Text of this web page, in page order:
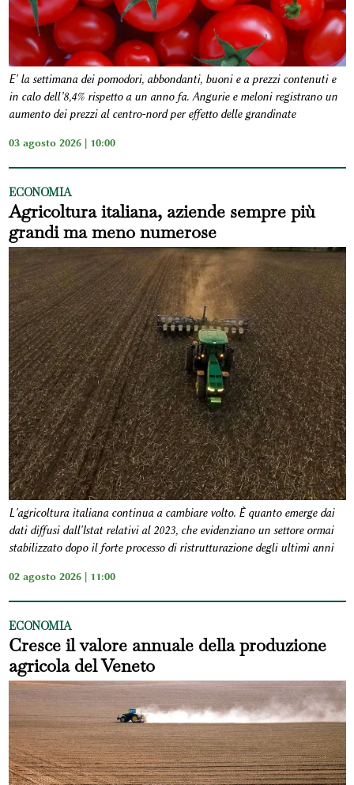
E' la settimana dei pomodori, abbondanti, buoni e a prezzi contenuti e
in calo dell’8,4% rispetto a un anno fa. Angurie e meloni registrano un
aumento dei prezzi al centro-nord per effetto delle grandinate
03 agosto 2026 | 10:00
ECONOMIA
Agricoltura italiana, aziende sempre più
grandi ma meno numerose
L'agricoltura italiana continua a cambiare volto. È quanto emerge dai
dati diffusi dall'Istat relativi al 2023, che evidenziano un settore ormai
stabilizzato dopo il forte processo di ristrutturazione degli ultimi anni
02 agosto 2026 | 11:00
ECONOMIA
Cresce il valore annuale della produzione
agricola del Veneto